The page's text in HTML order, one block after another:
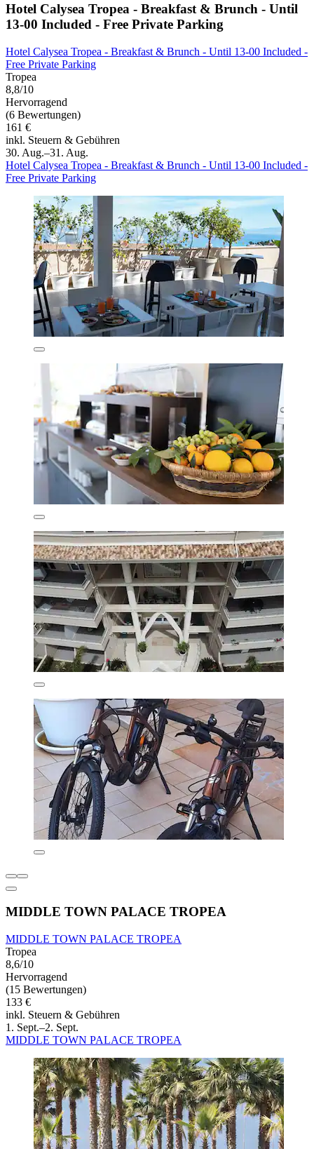
Hotel Calysea Tropea - Breakfast & Brunch - Until
13-00 Included - Free Private Parking
Hotel Calysea Tropea - Breakfast & Brunch - Until 13-00 Included -
Free Private Parking
Tropea
8,8/10
Hervorragend
(6 Bewertungen)
161 €
inkl. Steuern & Gebühren
30. Aug.–31. Aug.
Hotel Calysea Tropea - Breakfast & Brunch - Until 13-00 Included -
Free Private Parking
MIDDLE TOWN PALACE TROPEA
MIDDLE TOWN PALACE TROPEA
Tropea
8,6/10
Hervorragend
(15 Bewertungen)
133 €
inkl. Steuern & Gebühren
1. Sept.–2. Sept.
MIDDLE TOWN PALACE TROPEA